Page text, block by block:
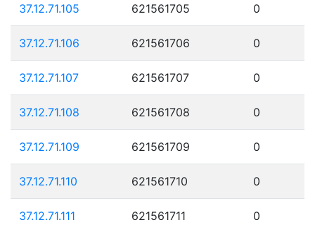
37.12.71.105 621561705 0
37.12.71.106 621561706 0
37.12.71.107 621561707 0
37.12.71.108 621561708 0
37.12.71.109 621561709 0
37.12.71.110 621561710 0
37.12.71.111 621561711 0